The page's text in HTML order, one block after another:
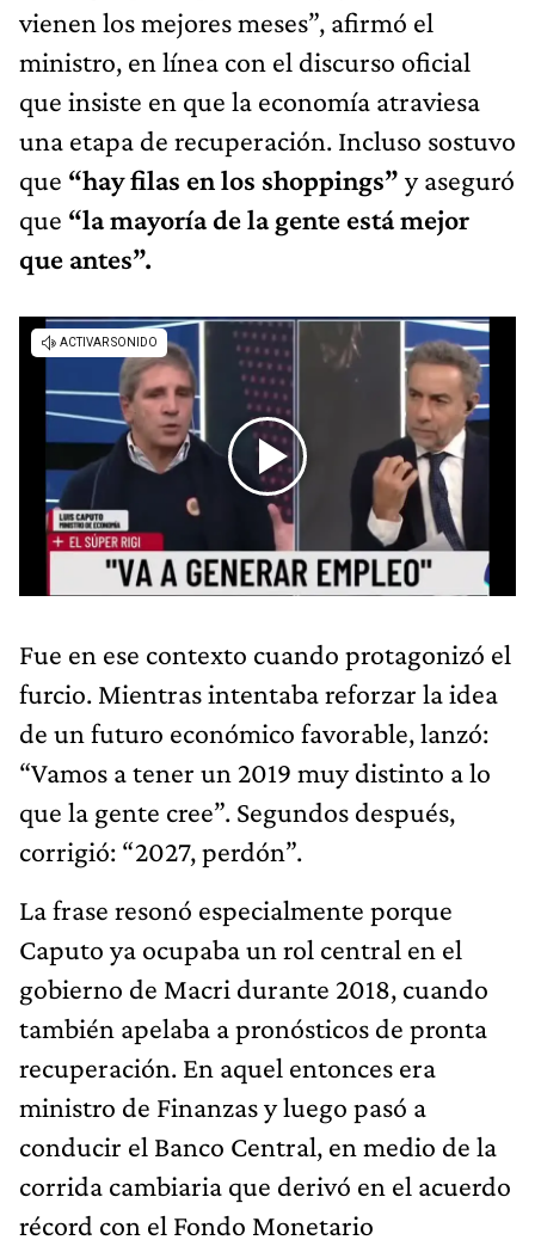
vienen los mejores meses”, afirmó el
ministro, en línea con el discurso oficial
que insiste en que la economía atraviesa
una etapa de recuperación. Incluso sostuvo
que “hay filas en los shoppings” y aseguró
que “la mayoría de la gente está mejor
que antes”.
Fue en ese contexto cuando protagonizó el
furcio. Mientras intentaba reforzar la idea
de un futuro económico favorable, lanzó:
“Vamos a tener un 2019 muy distinto a lo
que la gente cree”. Segundos después,
corrigió: “2027, perdón”.
La frase resonó especialmente porque
Caputo ya ocupaba un rol central en el
gobierno de Macri durante 2018, cuando
también apelaba a pronósticos de pronta
recuperación. En aquel entonces era
ministro de Finanzas y luego pasó a
conducir el Banco Central, en medio de la
corrida cambiaria que derivó en el acuerdo
récord con el Fondo Monetario